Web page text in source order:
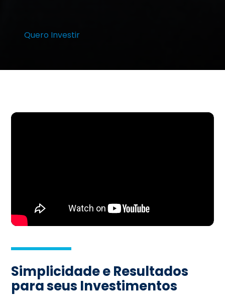
Quero Investir
Simplicidade e Resultados
para seus Investimentos